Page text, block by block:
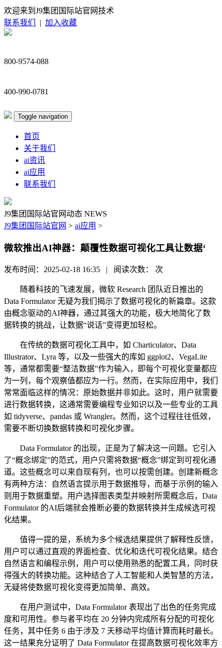
欢迎来到J9集团国际站官网技术
联系我们
| 加入收藏
800-9574-088
400-990-0781
Toggle navigation
首页
关于我们
ai资讯
ai应用
联系我们
J9集团国际站官网动态 NEWS
J9集团国际站官网 > ai应用 >
微软推出AI神器：颠覆性数据可视化工具让数据‘
发布时间：2025-02-18 16:35 | 阅读次数： 次
随着科技的飞速发展，微软 Research 团队近日推出的
Data Formulator 无疑为我们揭示了数据可视化的新篇章。这款
由概念驱动的AI神器，通过其强大的功能，极大地简化了数
据转换的挑战，让数据“说话”变得更加轻松。
在传统的数据可视化工具中，如 Charticulator、Data
Illustrator、Lyra 等，以及一些强大的库如 ggplot2、VegaLite
等，通常都需要“整洁数据”作为输入，即每个可视化变量都应
为一列，每个观察值都应为一行。然而，在实际应用中，我们
常常面临这样的情况：原始数据并非如此。这时，用户就需要
进行数据转换，这通常需要编程专业知识以及一些专业的工具
如 tidyverse、pandas 或 Wrangler。然而，这个过程往往低效，
需要不断切换数据转换和可视化步骤。
Data Formulator 的出现，正是为了解决这一问题。它引入
了“概念绑定”的范式，用户只需将数据“概念”绑定到可视化通
道。这些概念可以来自现有列，也可以按需创建。创建新概念
有两种方法：自然语言提示用于数据推导，而基于示例的输入
则用于数据重塑。用户选择图表类型并映射所需概念后，Data
Formulator 的AI后端就会推断必要的数据转换并生成候选可视
化结果。
值得一提的是，系统为多个候选结果提供了解释性反馈，
用户可以通过直观的界面检查、优化和迭代可视化结果。结合
自然语言和编程示例，用户可以使用熟悉的配置工具，同时获
得强大的转换功能。这种结合了人工智能和人类智慧的方法，
无疑将使数据可视化变得更加简单、高效。
在用户测试中，Data Formulator 表现出了出色的任务完成
度和可用性。参与者平均在 20 分钟内完成所有分配的可视化
任务，其中任务 6 由于涉及 7 天移动平均值计算而耗时最长。
这一结果充分证明了 Data Formulator 在提高数据可视化效率方